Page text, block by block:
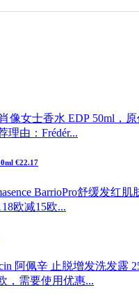
女士香水 EDP 50ml，
理由：Frédér...
€22.17
BarrioPro舒缓发红
欧减15欧...
阿佩辛 止脱增发洗发露
，需要使用优惠...